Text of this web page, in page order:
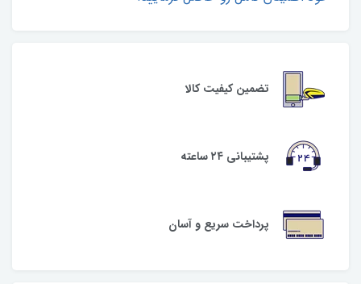
تضمین کیفیت کالا
پشتیبانی ۲۴ ساعته
پرداخت سریع و آسان